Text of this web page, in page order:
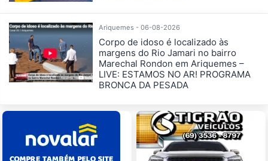
Ariquemes - 06-08-2026
Corpo de idoso é localizado às
margens do Rio Jamari no bairro
Marechal Rondon em Ariquemes –
LIVE: ESTAMOS NO AR! PROGRAMA
BRONCA DA PESADA